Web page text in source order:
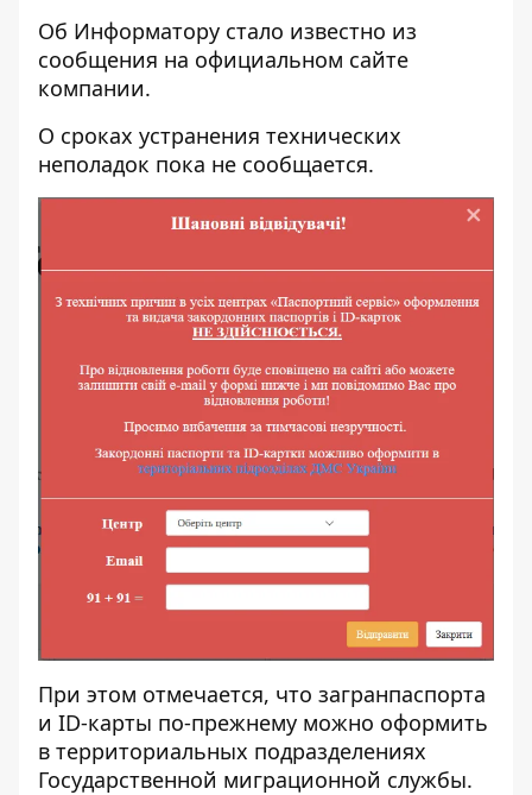
Об Информатору стало известно из
сообщения на официальном сайте
компании.
О сроках устранения технических
неполадок пока не сообщается.
При этом отмечается, что загранпаспорта
и ID-карты по-прежнему можно оформить
в территориальных подразделениях
Государственной миграционной службы.